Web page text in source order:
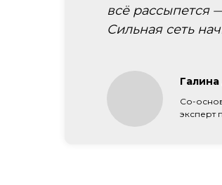
Со-
эксперт
всё рассыпется
Сильная сеть